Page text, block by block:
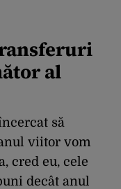
al
să
viitor vom
cred eu, cele
decât anul